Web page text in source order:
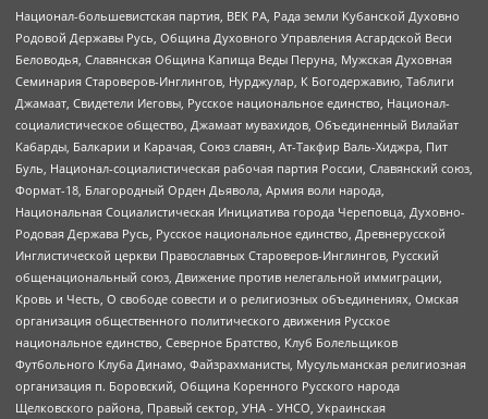
Национал-большевистская партия, ВЕК РА, Рада земли Кубанской Духовно
Родовой Державы Русь, Община Духовного Управления Асгардской Веси
Беловодья, Славянская Община Капища Веды Перуна, Мужская Духовная
Семинария Староверов-Инглингов, Нурджулар, К Богодержавию, Таблиги
Джамаат, Свидетели Иеговы, Русское национальное единство, Национал-
социалистическое общество, Джамаат мувахидов, Объединенный Вилайат
Кабарды, Балкарии и Карачая, Союз славян, Ат-Такфир Валь-Хиджра, Пит
Буль, Национал-социалистическая рабочая партия России, Славянский союз,
Формат-18, Благородный Орден Дьявола, Армия воли народа,
Национальная Социалистическая Инициатива города Череповца, Духовно-
Родовая Держава Русь, Русское национальное единство, Древнерусской
Инглистической церкви Православных Староверов-Инглингов, Русский
общенациональный союз, Движение против нелегальной иммиграции,
Кровь и Честь, О свободе совести и о религиозных объединениях, Омская
организация общественного политического движения Русское
национальное единство, Северное Братство, Клуб Болельщиков
Футбольного Клуба Динамо, Файзрахманисты, Мусульманская религиозная
организация п. Боровский, Община Коренного Русского народа
Щелковского района, Правый сектор, УНА - УНСО, Украинская